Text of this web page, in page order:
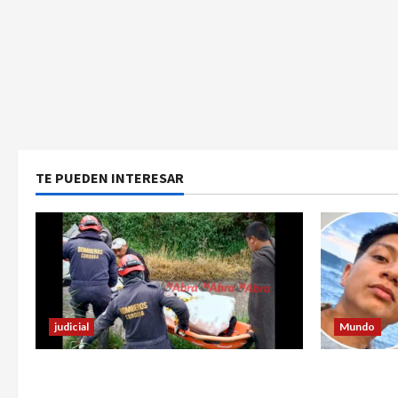
TE PUEDEN INTERESAR
judicial Mundo